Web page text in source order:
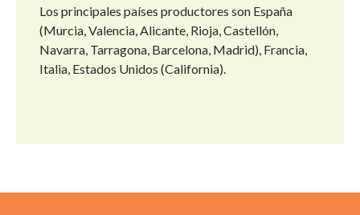
Los principales países productores son España
(Murcia, Valencia, Alicante, Rioja, Castellón,
Navarra, Tarragona, Barcelona, Madrid), Francia,
Italia, Estados Unidos (California).